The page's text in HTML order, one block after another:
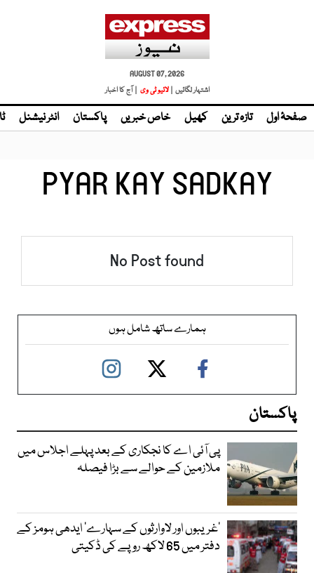
AUGUST 07, 2026
اشتہار لگائیں | لائیو ٹی وی | آج کا اخبار
صفحۂ اول تازہ ترین کھیل خاص خبریں پاکستان انٹر نیشنل
PYAR KAY SADKAY
No Post found
ہمارے ساتھ شامل ہوں
پاکستان
پی آئی اے کا نجکاری کے بعد پہلے اجلاس میں
ملازمین کے حوالے سے بڑا فیصلہ
’غریبوں اور لاوارثوں کے سہارے‘ ایدھی ہومز کے
دفتر میں 65 لاکھ روپے کی ڈکیتی